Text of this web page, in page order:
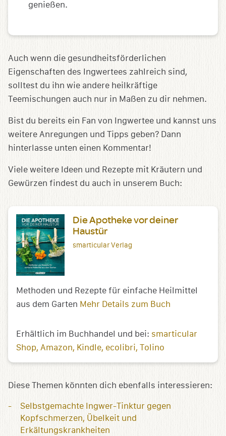
genießen.
Auch wenn die gesundheitsförderlichen
Eigenschaften des Ingwertees zahlreich sind,
solltest du ihn wie andere heilkräftige
Teemischungen auch nur in Maßen zu dir nehmen.
Bist du bereits ein Fan von Ingwertee und kannst uns
weitere Anregungen und Tipps geben? Dann
hinterlasse unten einen Kommentar!
Viele weitere Ideen und Rezepte mit Kräutern und
Gewürzen findest du auch in unserem Buch:
Die Apotheke vor deiner
Haustür
smarticular Verlag
Methoden und Rezepte für einfache Heilmittel
aus dem Garten Mehr Details zum Buch
Erhältlich im Buchhandel und bei: smarticular
Shop Amazon Kindle ecolibri Tolino
Diese Themen könnten dich ebenfalls interessieren:
Selbstgemachte Ingwer-Tinktur gegen
Kopfschmerzen, Übelkeit und
Erkältungskrankheiten